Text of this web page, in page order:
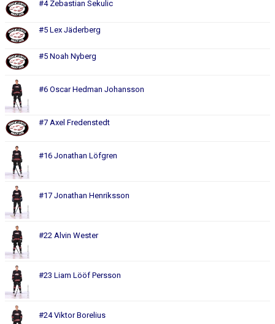
INSTAGRAM U18
#4 Zebastian Sekulic
#5 Lex Jäderberg
#5 Noah Nyberg
#6 Oscar Hedman Johansson
#7 Axel Fredenstedt
#16 Jonathan Löfgren
#17 Jonathan Henriksson
#22 Alvin Wester
#23 Liam Lööf Persson
#24 Viktor Borelius